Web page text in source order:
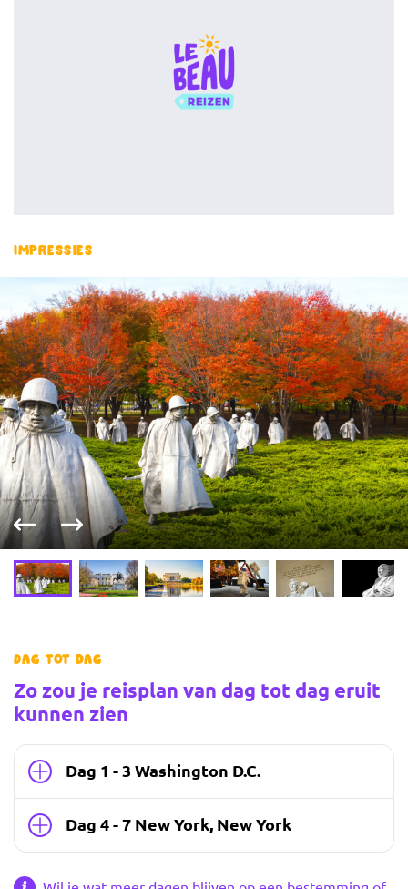
Impressies
Vorige fotoVolgende foto
Dag tot dag
Zo zou je reisplan van dag tot dag eruit
kunnen zien
Dag 1 - 3 Washington D.C.
Dag 4 - 7 New York, New York